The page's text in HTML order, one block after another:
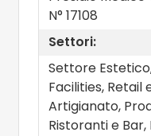
N° 17108
Settori:
Settore
Facilities, Retail
Artigianato,
Ristoranti e